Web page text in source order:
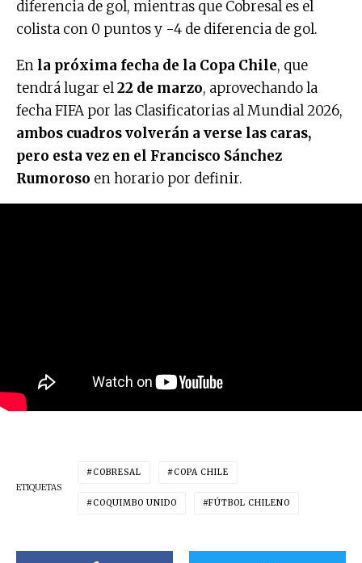
diferencia de gol, mientras que Cobresal es el
colista con 0 puntos y -4 de diferencia de gol.
En la próxima fecha de la Copa Chile, que
tendrá lugar el22 de marzo, aprovechando la
fecha FIFA por las Clasificatorias al Mundial 2026,
ambos cuadros volverán a verse las caras,
pero esta vez en el Francisco Sánchez
Rumoroso en horario por definir.
ETIQUETAS
COBRESAL COPA CHILE
COQUIMBO UNIDO FÚTBOL CHILENO